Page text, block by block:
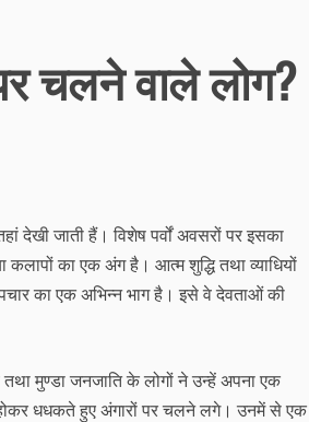
चलने वाले लोग?
देखी जाती हैं। विशेष पर्वों अवसरों पर इसका
कलापों का एक अंग है। आत्म शुद्धि तथा व्याधियों
का एक अभिन्न भाग है। इसे वे देवताओं की
तथा मुण्डा जनजाति के लोगों ने उन्हें अपना एक
धधकते हुए अंगारों पर चलने लगे। उनमें से एक